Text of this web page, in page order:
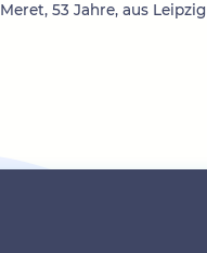
Meret, 53 Jahre, aus Leipzig